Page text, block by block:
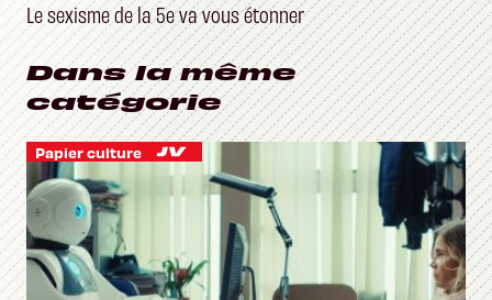
Le sexisme de la 5e va vous étonner
Dans la même
catégorie
Papier culture